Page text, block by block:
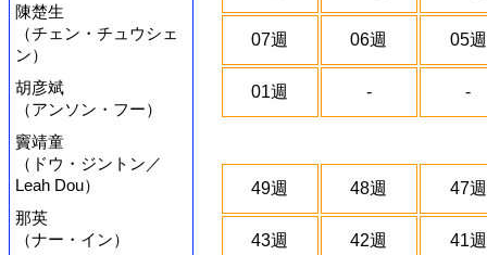
陳楚生
（チェン・チュウシェ
ン）
胡彦斌
（アンソン・フー）
竇靖童
（ドウ・ジントン／
Leah Dou）
那英
（ナー・イン）
07週 06週 05週
01週 - -
49週 48週 47週
43週 42週 41週